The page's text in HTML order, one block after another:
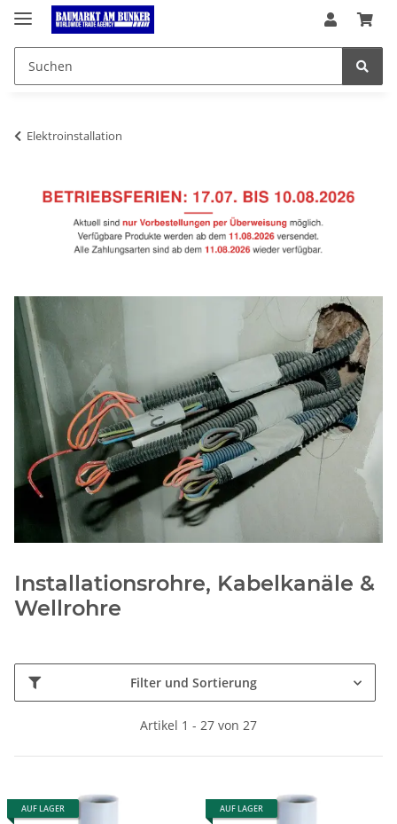
Elektroinstallation
Installationsrohre, Kabelkanäle &
Wellrohre
Filter und Sortierung
Artikel 1 - 27 von 27
AUF LAGER AUF LAGER